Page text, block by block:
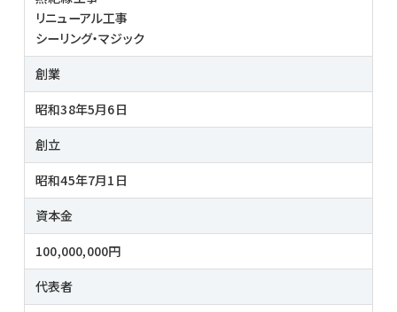
リニューアル工事
シーリング・マジック
創業
昭和38年5月6日
創立
昭和45年7月1日
資本金
100,000,000円
代表者